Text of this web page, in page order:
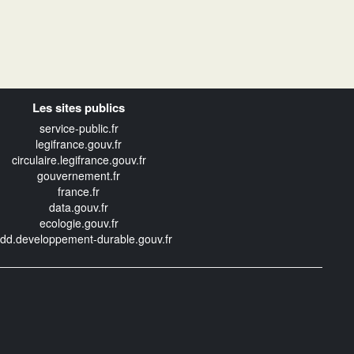
Les sites publics
service-public.fr
legifrance.gouv.fr
circulaire.legifrance.gouv.fr
gouvernement.fr
france.fr
data.gouv.fr
ecologie.gouv.fr
durable.gouv.fr